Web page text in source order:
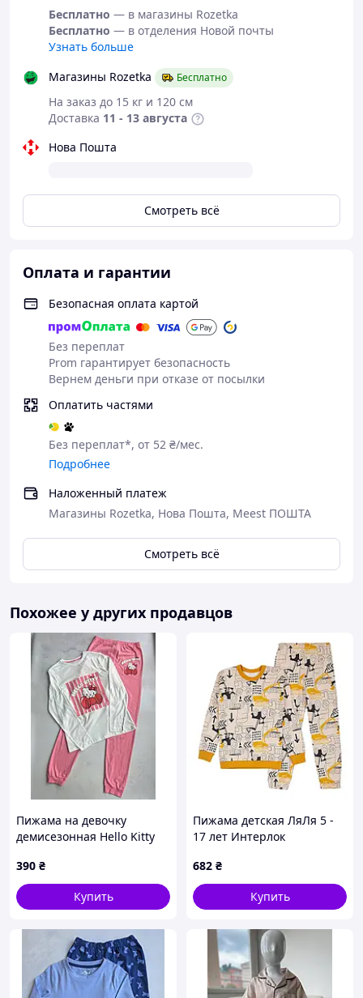
Бесплатно — в магазины Rozetka
Бесплатно — в отделения Новой почты
Узнать больше
Магазины Rozetka
Бесплатно
На заказ до 15 кг и 120 см
Доставка 11 - 13 августа
Нова Пошта
Смотреть всё
Оплата и гарантии
Безопасная оплата картой
Без переплат
Prom гарантирует безопасность
Вернем деньги при отказе от посылки
Оплатить частями
Без переплат*, от 52 ₴/мес.
Подробнее
Наложенный платеж
Магазины Rozetka, Нова Пошта, Meest ПОШТА
Смотреть всё
Похожее у других продавцов
Пижама на девочку
демисезонная Hello Kitty
390 ₴
Купить
Пижама детская ЛяЛя 5 -
17 лет Интерлок
К3ІН126_2-3571 152
682 ₴
Купить